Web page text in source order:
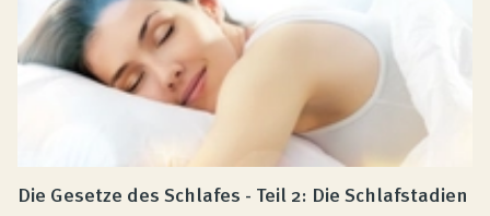
Die Gesetze des Schlafes - Teil 2: Die Schlafstadien